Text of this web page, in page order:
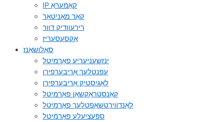
IP קאַמעראַ
קאַר מאָניטאָר
רירעוודיק דוור
אַקסעסעריז
סאַלושאַנז
ינזשעניעריע פאָרמיטל
עפנטלעך אַריבערפירן
לאָגיסטיק אַריבערפירן
קאַנסטראַקשאַן פאָרמיטל
לאַנדווירטשאַפטלעך פאָרמיטל
ספּעציעלע פאָרמיטל